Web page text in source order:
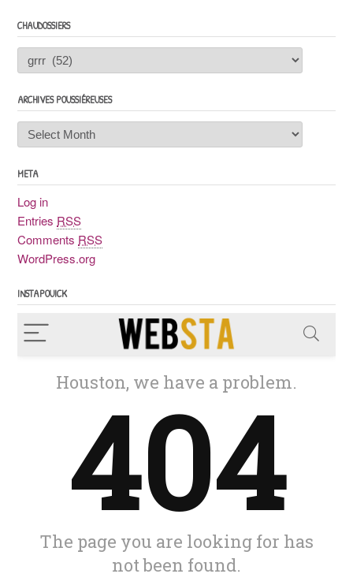
CHAUDOSSIERS
Chaudossiers
ARCHIVES POUSSIÉREUSES
Archives
poussiéreuses
META
Log in
Entries RSS
Comments RSS
WordPress.org
INSTAPOUICK